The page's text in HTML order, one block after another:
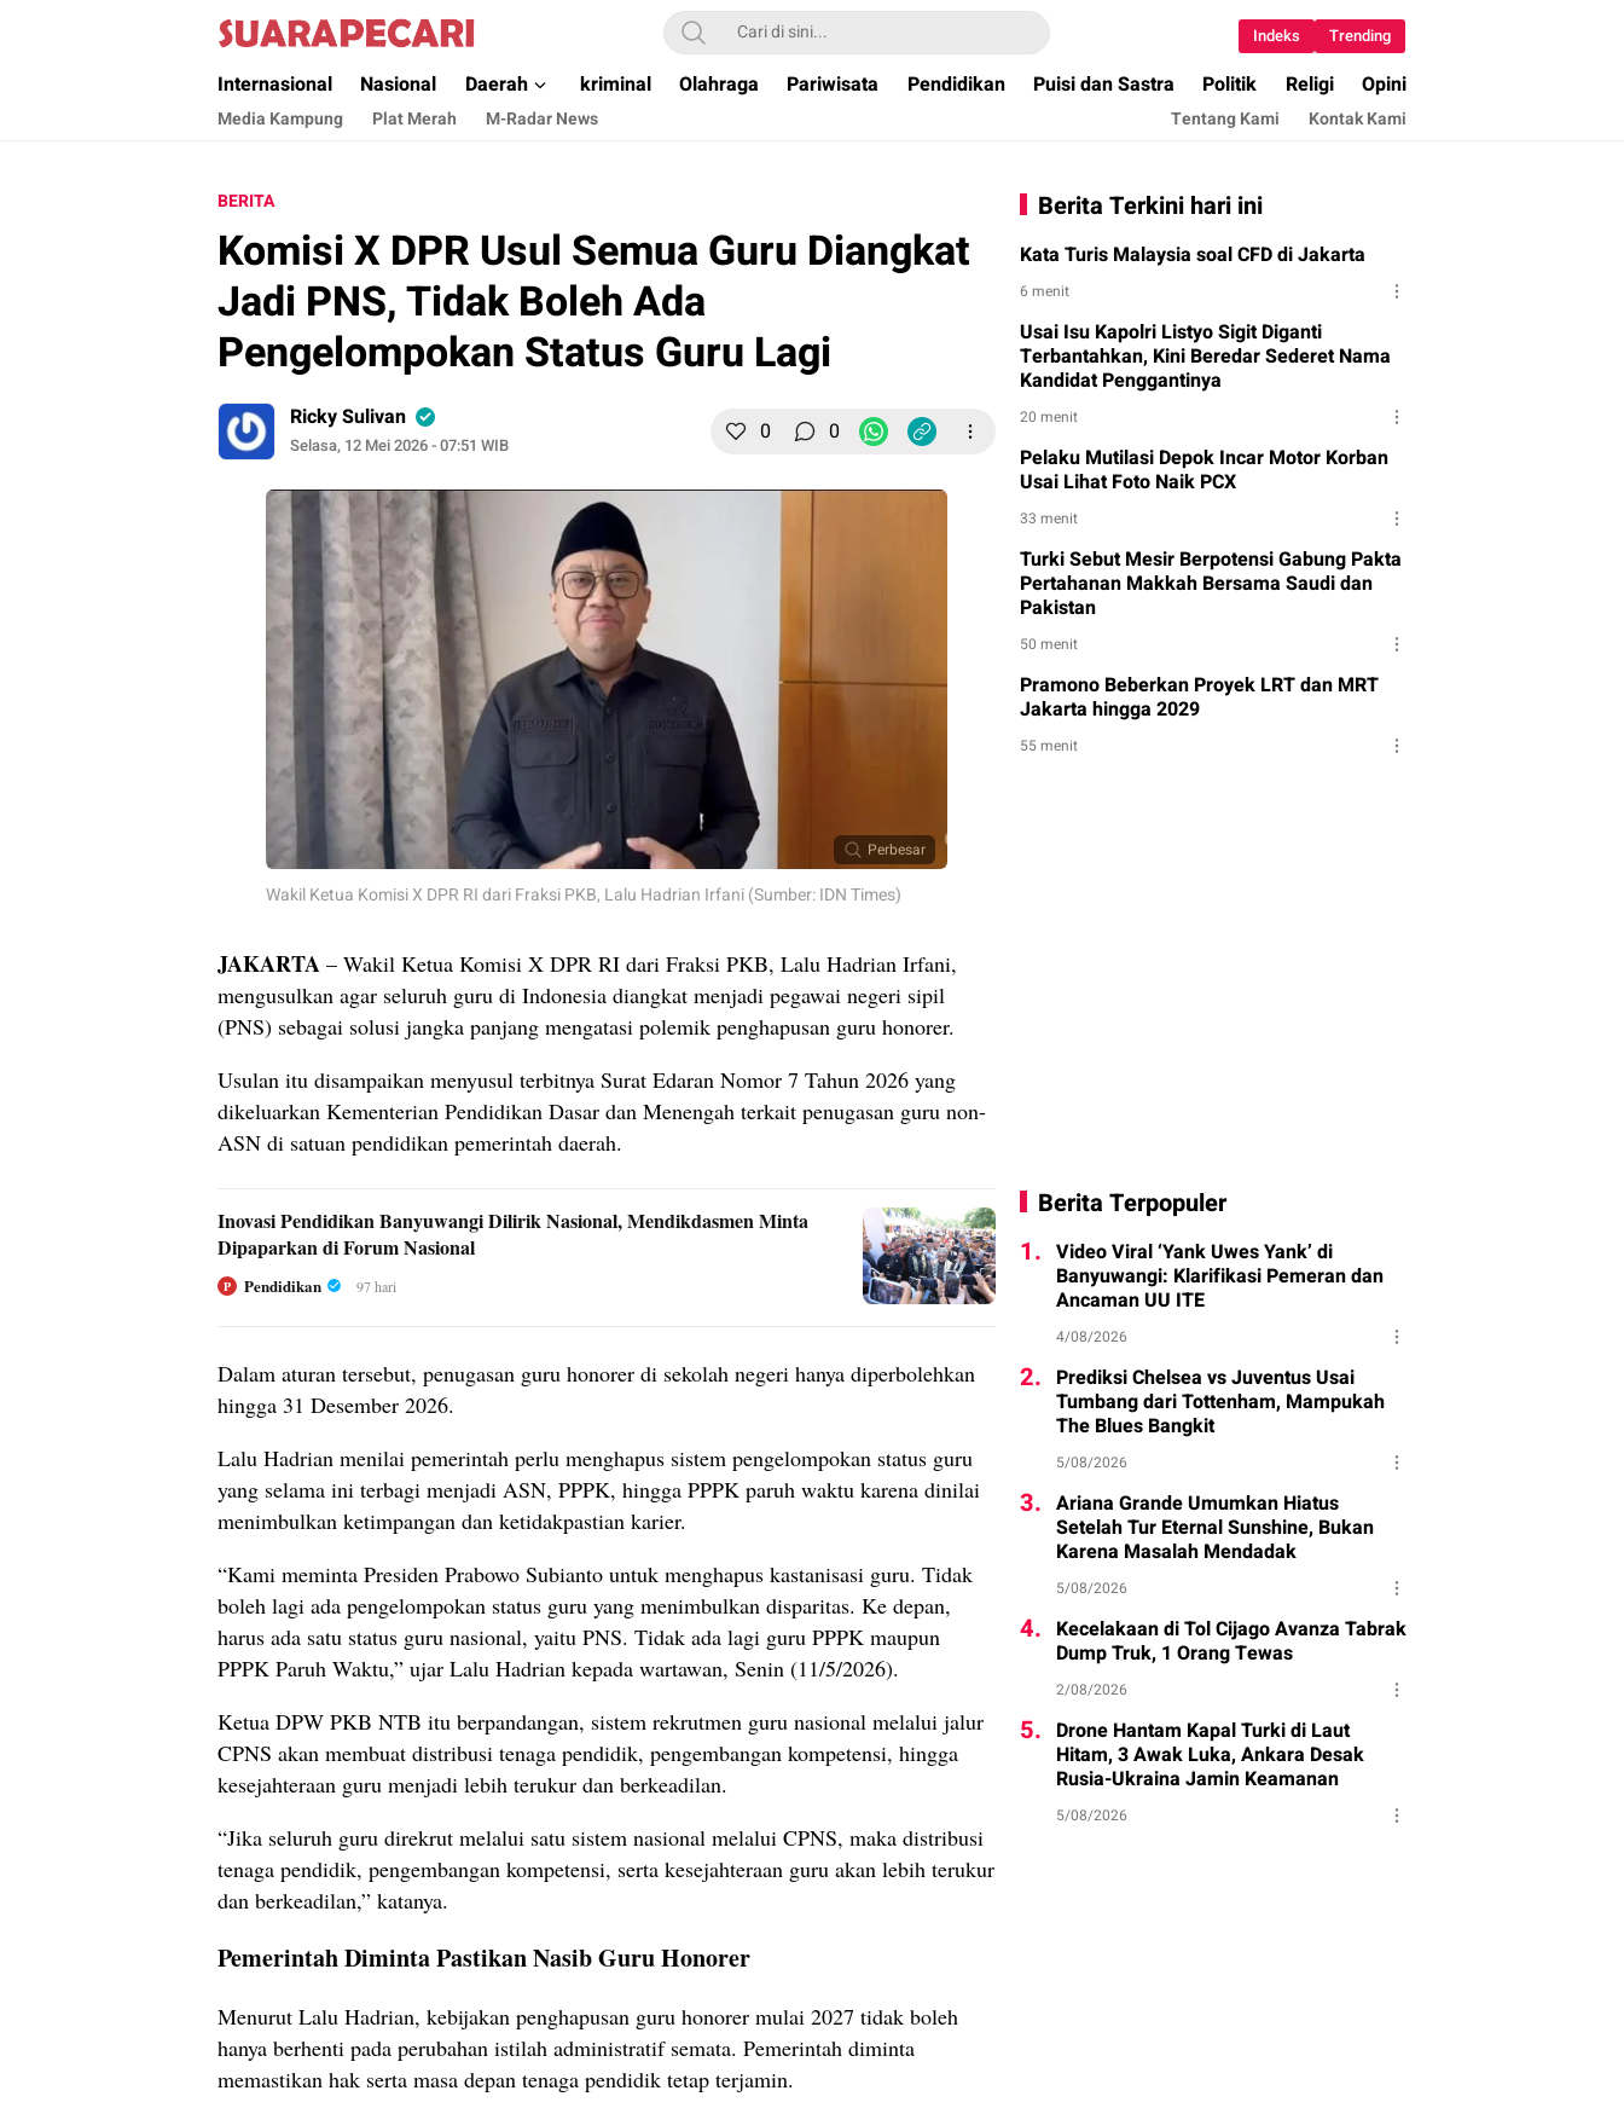
Suara Pecari
Suara Pencerahan Anak Negeri ( Berita Aktual & Terpercaya )
Indeks Trending
Internasional Nasional Daerah kriminal Olahraga Pariwisata Pendidikan Puisi dan Sastra Politik Religi Opini
Media Kampung Plat Merah M-Radar News Tentang Kami Kontak Kami
BERITA
Komisi X DPR Usul Semua Guru Diangkat
Jadi PNS, Tidak Boleh Ada
Pengelompokan Status Guru Lagi
Ricky Sulivan
Selasa, 12 Mei 2026 - 07:51 WIB 0 0
Perbesar
Wakil Ketua Komisi X DPR RI dari Fraksi PKB, Lalu Hadrian Irfani (Sumber: IDN Times)
JAKARTA – Wakil Ketua Komisi X DPR RI dari Fraksi PKB, Lalu Hadrian Irfani,
mengusulkan agar seluruh guru di Indonesia diangkat menjadi pegawai negeri sipil
(PNS) sebagai solusi jangka panjang mengatasi polemik penghapusan guru honorer.
Usulan itu disampaikan menyusul terbitnya Surat Edaran Nomor 7 Tahun 2026 yang
dikeluarkan Kementerian Pendidikan Dasar dan Menengah terkait penugasan guru non-
ASN di satuan pendidikan pemerintah daerah.
Inovasi Pendidikan Banyuwangi Dilirik Nasional, Mendikdasmen Minta
Dipaparkan di Forum Nasional
P Pendidikan 97 hari
Dalam aturan tersebut, penugasan guru honorer di sekolah negeri hanya diperbolehkan
hingga 31 Desember 2026.
Lalu Hadrian menilai pemerintah perlu menghapus sistem pengelompokan status guru
yang selama ini terbagi menjadi ASN, PPPK, hingga PPPK paruh waktu karena dinilai
menimbulkan ketimpangan dan ketidakpastian karier.
“Kami meminta Presiden Prabowo Subianto untuk menghapus kastanisasi guru. Tidak
boleh lagi ada pengelompokan status guru yang menimbulkan disparitas. Ke depan,
harus ada satu status guru nasional, yaitu PNS. Tidak ada lagi guru PPPK maupun
PPPK Paruh Waktu,” ujar Lalu Hadrian kepada wartawan, Senin (11/5/2026).
Ketua DPW PKB NTB itu berpandangan, sistem rekrutmen guru nasional melalui jalur
CPNS akan membuat distribusi tenaga pendidik, pengembangan kompetensi, hingga
kesejahteraan guru menjadi lebih terukur dan berkeadilan.
“Jika seluruh guru direkrut melalui satu sistem nasional melalui CPNS, maka distribusi
tenaga pendidik, pengembangan kompetensi, serta kesejahteraan guru akan lebih terukur
dan berkeadilan,” katanya.
Pemerintah Diminta Pastikan Nasib Guru Honorer
Menurut Lalu Hadrian, kebijakan penghapusan guru honorer mulai 2027 tidak boleh
hanya berhenti pada perubahan istilah administratif semata. Pemerintah diminta
memastikan hak serta masa depan tenaga pendidik tetap terjamin.
Berita Terkini hari ini
Kata Turis Malaysia soal CFD di Jakarta
6 menit
Usai Isu Kapolri Listyo Sigit Diganti
Terbantahkan, Kini Beredar Sederet Nama
Kandidat Penggantinya
20 menit
Pelaku Mutilasi Depok Incar Motor Korban
Usai Lihat Foto Naik PCX
33 menit
Turki Sebut Mesir Berpotensi Gabung Pakta
Pertahanan Makkah Bersama Saudi dan
Pakistan
50 menit
Pramono Beberkan Proyek LRT dan MRT
Jakarta hingga 2029
55 menit
Berita Terpopuler
1. Video Viral ‘Yank Uwes Yank’ di
Banyuwangi: Klarifikasi Pemeran dan
Ancaman UU ITE
4/08/2026
2. Prediksi Chelsea vs Juventus Usai
Tumbang dari Tottenham, Mampukah
The Blues Bangkit
5/08/2026
3. Ariana Grande Umumkan Hiatus
Setelah Tur Eternal Sunshine, Bukan
Karena Masalah Mendadak
5/08/2026
4. Kecelakaan di Tol Cijago Avanza Tabrak
Dump Truk, 1 Orang Tewas
2/08/2026
5. Drone Hantam Kapal Turki di Laut
Hitam, 3 Awak Luka, Ankara Desak
Rusia-Ukraina Jamin Keamanan
5/08/2026